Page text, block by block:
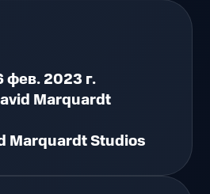
фев. 2023 г.
Marquardt
Marquardt Studios